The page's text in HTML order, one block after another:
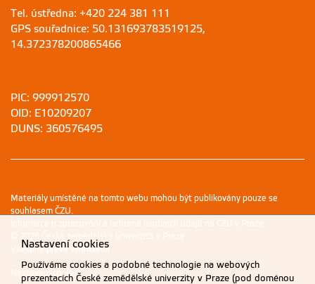
Tel. ústředna: +420 224 381 111
GPS souřadnice: 50.131693783519125,
14.372378200865466
PIC: 999912570
OID: E10209207
DUNS: 360576495
Materiály umístěné na tomto webu mohou být publikovány pouze se
souhlasem ČZU.
Informace o zpracování a ochraně osobních údajů na ČZU v Praze.
© 2026 Česká zemědělská univerzita v Praze
Všechna práva vyhrazena
Nastavení cookies
Nastavení cookies
Používáme cookies a podobné technologie na webových
prezentacích České zemědělské univerzity v Praze (pod doménou